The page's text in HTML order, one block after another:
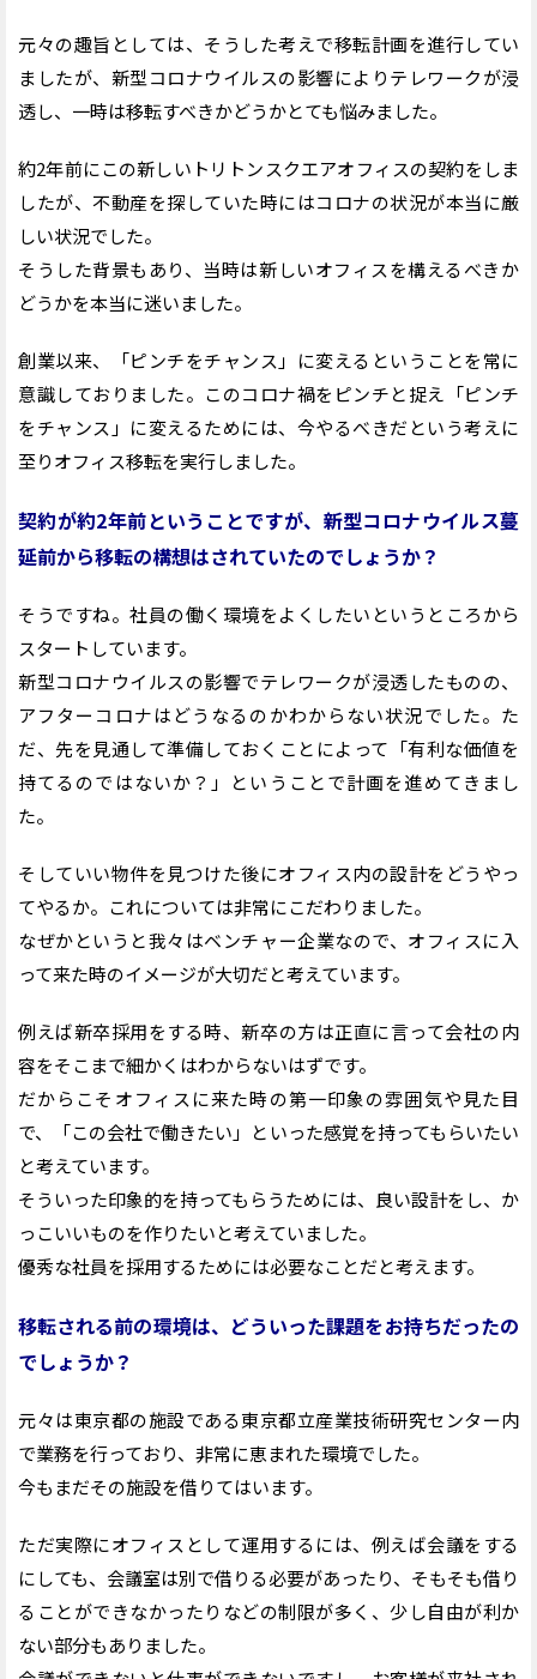
元々の趣旨としては、そうした考えで移転計画を進行してい
ましたが、新型コロナウイルスの影響によりテレワークが浸
透し、一時は移転すべきかどうかとても悩みました。
約2年前にこの新しいトリトンスクエアオフィスの契約をしま
したが、不動産を探していた時にはコロナの状況が本当に厳
しい状況でした。
そうした背景もあり、当時は新しいオフィスを構えるべきか
どうかを本当に迷いました。
創業以来、「ピンチをチャンス」に変えるということを常に
意識しておりました。このコロナ禍をピンチと捉え「ピンチ
をチャンス」に変えるためには、今やるべきだという考えに
至りオフィス移転を実行しました。
契約が約2年前ということですが、新型コロナウイルス蔓
延前から移転の構想はされていたのでしょうか？
そうですね。社員の働く環境をよくしたいというところから
スタートしています。
新型コロナウイルスの影響でテレワークが浸透したものの、
アフターコロナはどうなるのかわからない状況でした。た
だ、先を見通して準備しておくことによって「有利な価値を
持てるのではないか？」ということで計画を進めてきまし
た。
そしていい物件を見つけた後にオフィス内の設計をどうやっ
てやるか。これについては非常にこだわりました。
なぜかというと我々はベンチャー企業なので、オフィスに入
って来た時のイメージが大切だと考えています。
例えば新卒採用をする時、新卒の方は正直に言って会社の内
容をそこまで細かくはわからないはずです。
だからこそオフィスに来た時の第一印象の雰囲気や見た目
で、「この会社で働きたい」といった感覚を持ってもらいたい
と考えています。
そういった印象的を持ってもらうためには、良い設計をし、か
っこいいものを作りたいと考えていました。
優秀な社員を採用するためには必要なことだと考えます。
移転される前の環境は、どういった課題をお持ちだったの
でしょうか？
元々は東京都の施設である東京都立産業技術研究センター内
で業務を行っており、非常に恵まれた環境でした。
今もまだその施設を借りてはいます。
ただ実際にオフィスとして運用するには、例えば会議をする
にしても、会議室は別で借りる必要があったり、そもそも借り
ることができなかったりなどの制限が多く、少し自由が利か
ない部分もありました。